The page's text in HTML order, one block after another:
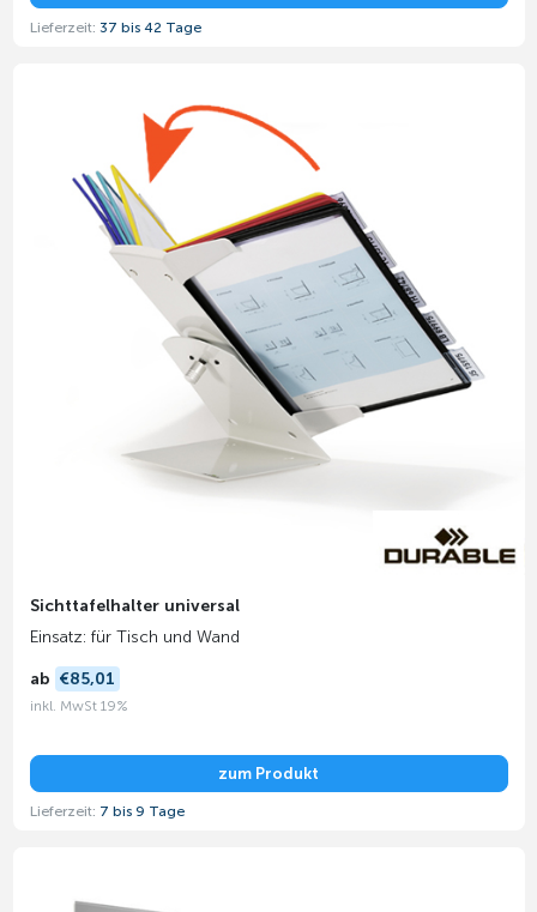
Lieferzeit: 37 bis 42 Tage
Sichttafelhalter universal
Einsatz: für Tisch und Wand
ab €85,01
inkl. MwSt 19%
zum Produkt
Lieferzeit: 7 bis 9 Tage